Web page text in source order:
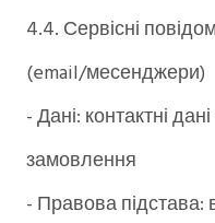
4.4. Сервісні
(email/месенджери)
- Дані: контактні
замовлення
- Правова